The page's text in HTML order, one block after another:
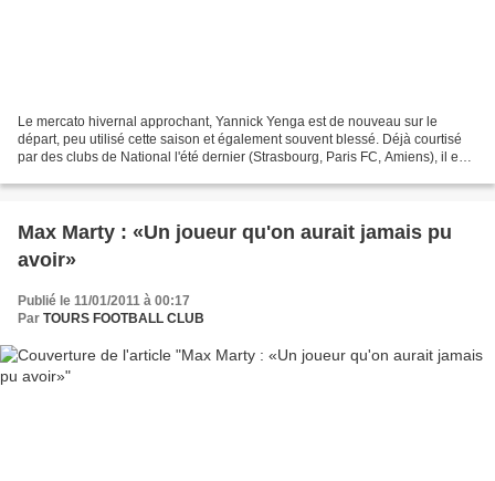
Le mercato hivernal approchant, Yannick Yenga est de nouveau sur le
départ, peu utilisé cette saison et également souvent blessé. Déjà courtisé
par des clubs de National l'été dernier (Strasbourg, Paris FC, Amiens), il est
Max Marty : «Un joueur qu'on aurait jamais pu
avoir»
Publié le 11/01/2011 à 00:17
Par TOURS FOOTBALL CLUB